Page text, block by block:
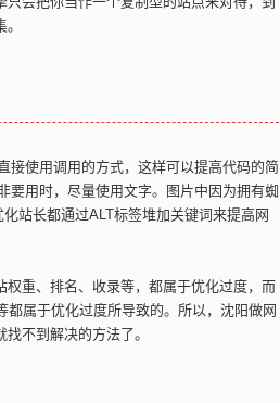
使用调用的方式，这样可以提高代码的简
要用时，尽量使用文字。图片中因为拥有蜘
站长都通过ALT标签堆加关键词来提高网
重、排名、收录等，都属于优化过度，而
属于优化过度所导致的。所以，沈阳做网
不到解决的方法了。